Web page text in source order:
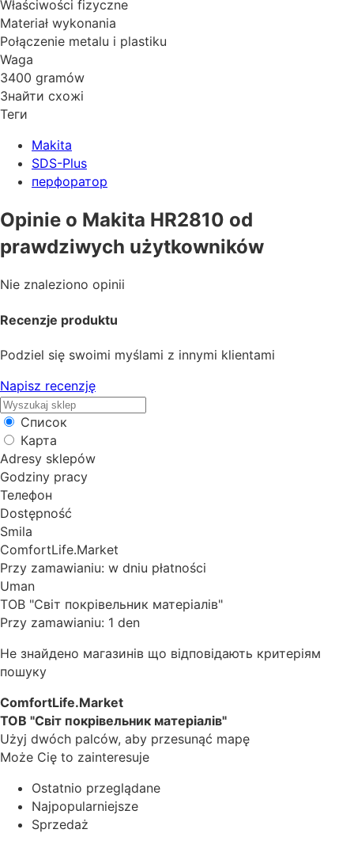
Właściwości fizyczne
Materiał wykonania
Połączenie metalu i plastiku
Waga
3400 gramów
Знайти схожі
Теги
Makita
SDS-Plus
перфоратор
Opinie o Makita HR2810 od
prawdziwych użytkowników
Nie znaleziono opinii
Recenzje produktu
Podziel się swoimi myślami z innymi klientami
Napisz recenzję
Список
Карта
Adresy sklepów
Godziny pracy
Телефон
Dostępność
Smila
ComfortLife.Market
Przy zamawianiu: w dniu płatności
Uman
ТОВ "Світ покрівельник матеріалів"
Przy zamawianiu: 1 den
Не знайдено магазинів що відповідають критеріям
пошуку
ComfortLife.Market
ТОВ "Світ покрівельник матеріалів"
Użyj dwóch palców, aby przesunąć mapę
Może Cię to zainteresuje
Ostatnio przeglądane
Najpopularniejsze
Sprzedaż